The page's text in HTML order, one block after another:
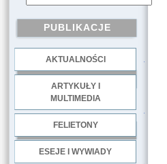
PUBLIKACJE
AKTUALNOŚCI
ARTYKUŁY I
MULTIMEDIA
FELIETONY
ESEJE I WYWIADY